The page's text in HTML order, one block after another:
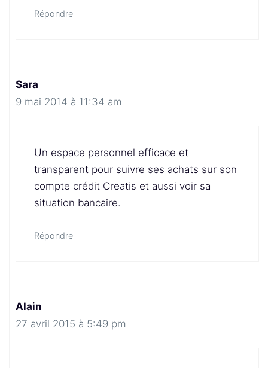
Répondre
Sara
9 mai 2014 à 11:34 am
Un espace personnel efficace et
transparent pour suivre ses achats sur son
compte crédit Creatis et aussi voir sa
situation bancaire.
Répondre
Alain
27 avril 2015 à 5:49 pm